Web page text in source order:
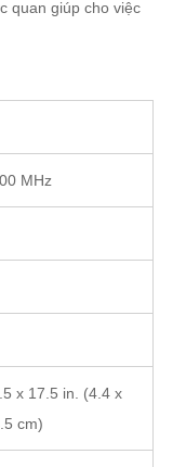
quan giúp cho việc
MHz
x 17.5 in. (4.4 x
cm)